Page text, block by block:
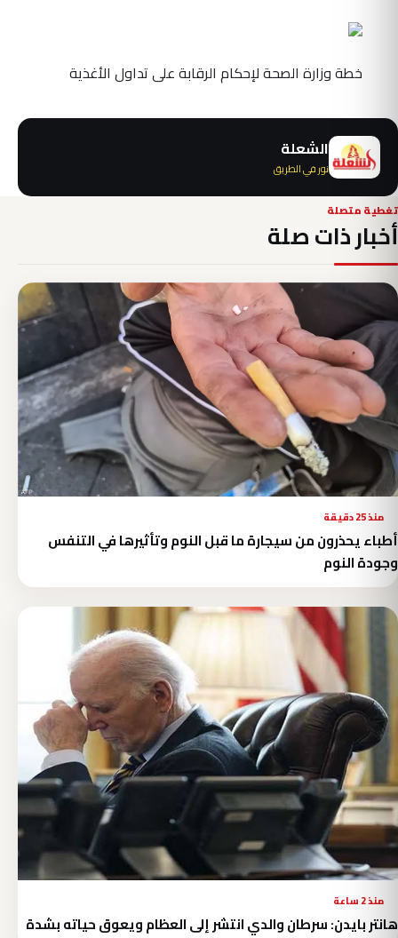
خطة وزارة الصحة لإحكام الرقابة على تداول الأغذية
الشعلة
نور في الطريق
تغطية متصلة
أخبار ذات صلة
منذ 25 دقيقة
أطباء يحذرون من سيجارة ما قبل النوم وتأثيرها في التنفس
وجودة النوم
منذ 2 ساعة
هانتر بايدن: سرطان والدي انتشر إلى العظام ويعوق حياته بشدة